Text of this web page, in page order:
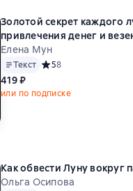
Золотой секрет каждого
привлечения денег и
дней. Лунный календарь
Елена Мун
Текст Средний рейтинг 5 на
58
419 ₽
или по подписке
Как обвести Луну вокруг
Ольга Осипова